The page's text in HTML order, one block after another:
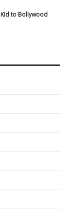
to Bollywood